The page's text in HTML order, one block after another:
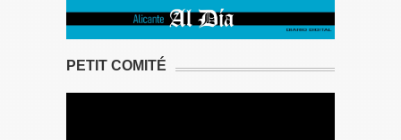
PETIT COMITÉ